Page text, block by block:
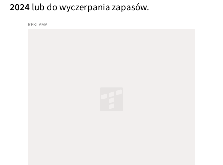
2024lub do wyczerpania zapasów.